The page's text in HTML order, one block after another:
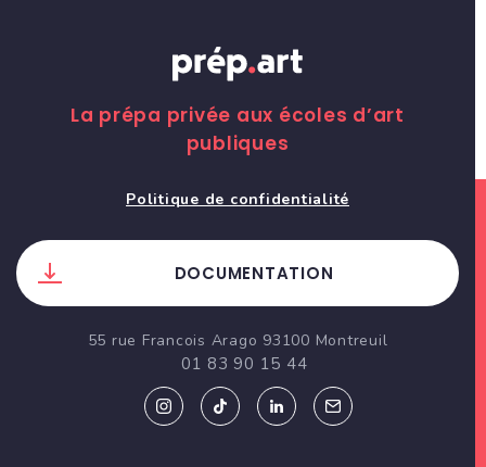
La prépa privée aux écoles d’art
publiques
Politique de confidentialité
DOCUMENTATION
55 rue Francois Arago 93100 Montreuil
01 83 90 15 44